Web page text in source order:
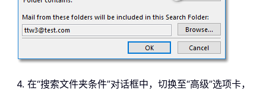
4. 在“搜索文件夹条件”对话框中，切换至“高级”选项卡，